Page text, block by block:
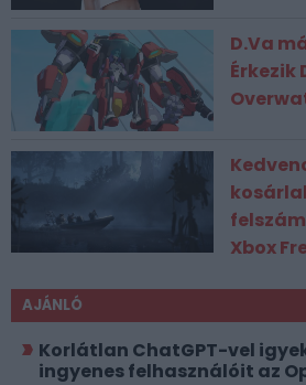
D.Va
Érkezik
Xbox
AJÁNLÓ
Korlátlan ChatGPT-vel
ingyenes felhasználóit az